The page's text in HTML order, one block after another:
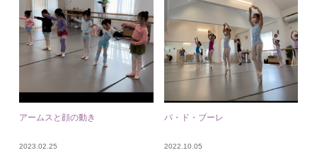
アームスと顔の動き
2023.02.25
パ・ド・ブーレ
2022.10.05